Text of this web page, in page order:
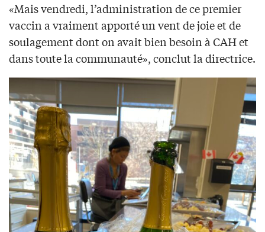
«Mais vendredi, l’administration de ce premier
vaccin a vraiment apporté un vent de joie et de
soulagement dont on avait bien besoin à CAH et
dans toute la communauté», conclut la directrice.